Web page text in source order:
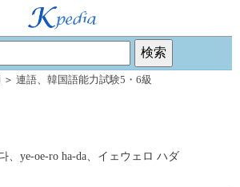
＞ 連語、 韓国語能力試験5・6級
、ye-oe-ro ha-da、イェウェロ ハダ